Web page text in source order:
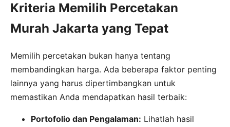
Kriteria Memilih Percetakan
Murah Jakarta yang Tepat
Memilih percetakan bukan hanya tentang
membandingkan harga. Ada beberapa faktor penting
lainnya yang harus dipertimbangkan untuk
memastikan Anda mendapatkan hasil terbaik:
Portofolio dan Pengalaman: Lihatlah hasil